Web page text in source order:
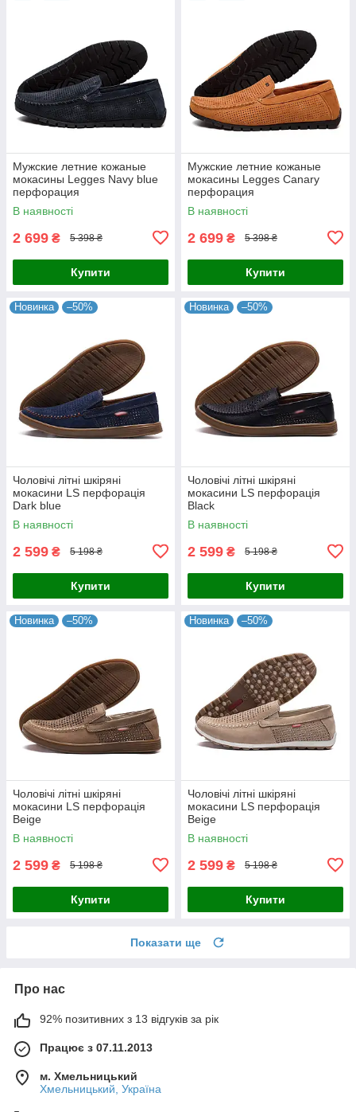
Мужские летние кожаные
мокасины Legges Navy blue
перфорация
В наявності
2 699 ₴ 5 398 ₴
Купити
Мужские летние кожаные
мокасины Legges Canary
перфорация
В наявності
2 699 ₴ 5 398 ₴
Купити
Новинка –50%
Чоловічі літні шкіряні
мокасини LS перфорація
Dark blue
В наявності
2 599 ₴ 5 198 ₴
Купити
Новинка –50%
Чоловічі літні шкіряні
мокасини LS перфорація
Black
В наявності
2 599 ₴ 5 198 ₴
Купити
Новинка –50%
Чоловічі літні шкіряні
мокасини LS перфорація
Beige
В наявності
2 599 ₴ 5 198 ₴
Купити
Новинка –50%
Чоловічі літні шкіряні
мокасини LS перфорація
Beige
В наявності
2 599 ₴ 5 198 ₴
Купити
Показати ще
Про нас
92% позитивних з 13 відгуків за рік
Працює з 07.11.2013
м. Хмельницький
Хмельницький, Україна